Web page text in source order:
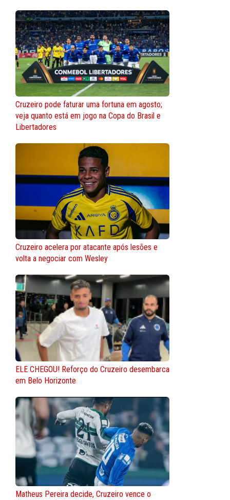
Cruzeiro pode faturar uma fortuna em agosto;
veja quanto está em jogo na Copa do Brasil e
Libertadores
Cruzeiro acelera por atacante após lesões e
volta a negociar com Wesley
ELE CHEGOU! Reforço do Cruzeiro desembarca
em Belo Horizonte
Matheus Pereira decide, Cruzeiro vence o